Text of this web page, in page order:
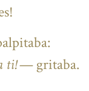
ti!— gritaba.